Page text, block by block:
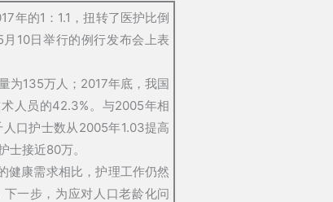
年的1：1.1，扭转了医护比倒
10日举行的例行发布会上表
为135万人；2017年底，我国
人员的42.3%。与2005年相
口护士数从2005年1.03提高
接近80万。
健康需求相比，护理工作仍然
一步，为应对人口老龄化问